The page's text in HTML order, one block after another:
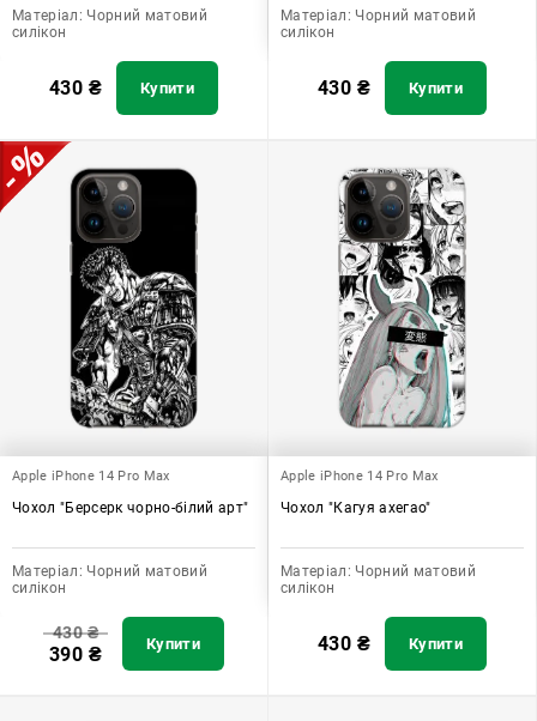
Матеріал: Чорний матовий
силікон
430 ₴ Купити
Матеріал: Чорний матовий
силікон
430 ₴ Купити
Apple iPhone 14 Pro Max
Чохол "Берсерк чорно-білий арт"
Матеріал: Чорний матовий
силікон
430₴
390 ₴ Купити
Apple iPhone 14 Pro Max
Чохол "Кагуя ахегао"
Матеріал: Чорний матовий
силікон
430 ₴ Купити